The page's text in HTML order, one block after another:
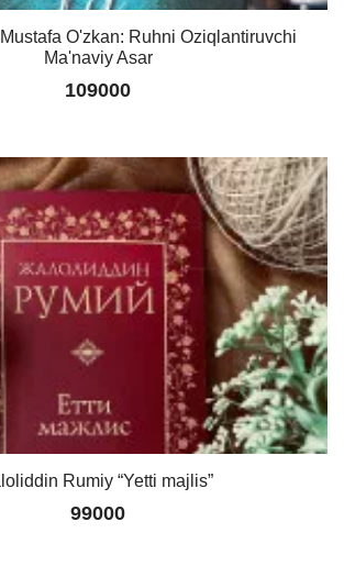
O'zkan: Ruhni Oziqlantiruvchi
Ma'naviy Asar
109000
Rumiy “Yetti majlis”
99000